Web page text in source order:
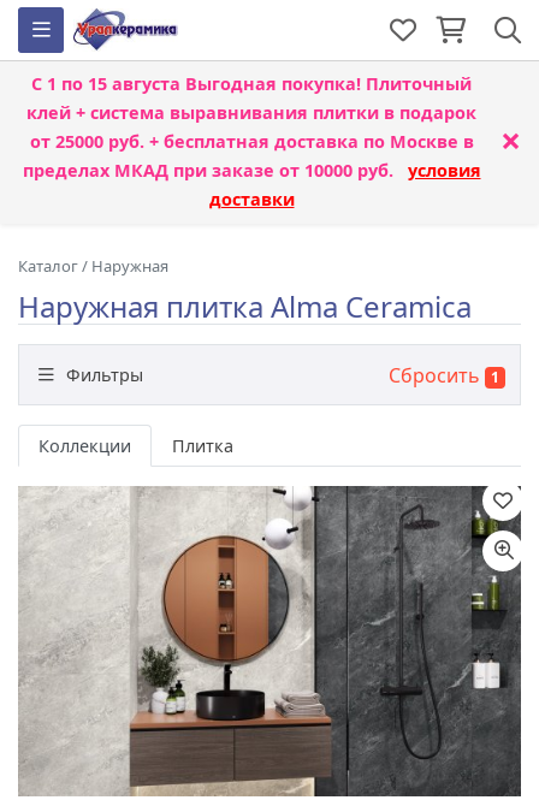
С 1 по 15 августа Выгодная покупка! Плиточный
клей + система выравнивания плитки в подарок
от 25000 руб. + бесплатная доставка по Москве в
пределах МКАД при заказе от 10000 руб. условия
доставки
×
Каталог/ Наружная
Наружная плитка Alma Ceramica
Фильтры Сбросить 1
Бренд
Назначение
Размер
Коллекции Плитка